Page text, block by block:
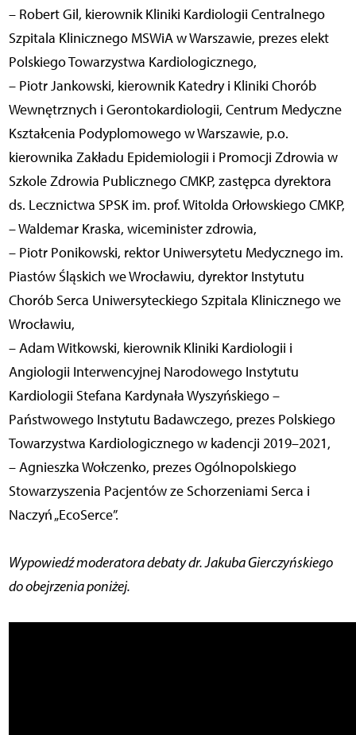
– Robert Gil, kierownik Kliniki Kardiologii Centralnego
Szpitala Klinicznego MSWiA w Warszawie, prezes elekt
Polskiego Towarzystwa Kardiologicznego,
– Piotr Jankowski, kierownik Katedry i Kliniki Chorób
Wewnętrznych i Gerontokardiologii, Centrum Medyczne
Kształcenia Podyplomowego w Warszawie, p.o.
kierownika Zakładu Epidemiologii i Promocji Zdrowia w
Szkole Zdrowia Publicznego CMKP, zastępca dyrektora
ds. Lecznictwa SPSK im. prof. Witolda Orłowskiego CMKP,
– Waldemar Kraska, wiceminister zdrowia,
– Piotr Ponikowski, rektor Uniwersytetu Medycznego im.
Piastów Śląskich we Wrocławiu, dyrektor Instytutu
Chorób Serca Uniwersyteckiego Szpitala Klinicznego we
Wrocławiu,
– Adam Witkowski, kierownik Kliniki Kardiologii i
Angiologii Interwencyjnej Narodowego Instytutu
Kardiologii Stefana Kardynała Wyszyńskiego –
Państwowego Instytutu Badawczego, prezes Polskiego
Towarzystwa Kardiologicznego w kadencji 2019–2021,
– Agnieszka Wołczenko, prezes Ogólnopolskiego
Stowarzyszenia Pacjentów ze Schorzeniami Serca i
Naczyń „EcoSerce”.
Wypowiedź moderatora debaty dr. Jakuba Gierczyńskiego
do obejrzenia poniżej.